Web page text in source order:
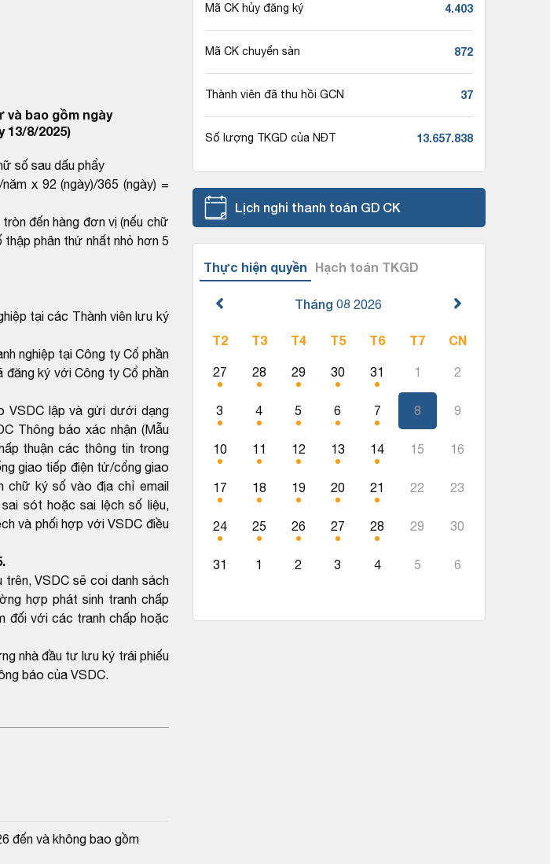
và bao gồm ngày
13/8/2025)
số sau dấu phẩy
x 92 (ngày)/365 (ngày) =
đến hàng đơn vị (nếu chữ
phân thứ nhất nhỏ hơn 5
tại các Thành viên lưu ký
nghiệp tại Công ty Cổ phần
ký với Công ty Cổ phần
VSDC lập và gửi dưới dạng
Thông báo xác nhận (Mẫu
thuận các thông tin trong
giao tiếp điện tử/cổng giao
chữ ký số vào địa chỉ email
sót hoặc sai lệch số liệu,
và phối hợp với VSDC điều
VSDC sẽ coi danh sách
hợp phát sinh tranh chấp
đối với các tranh chấp hoặc
nhà đầu tư lưu ký trái phiếu
báo của VSDC.
đến và không bao gồm
Mã CK hủy đăng ký 4.403
Mã CK chuyển sàn 872
Thành viên đã thu hồi GCN 37
Số lượng TKGD của NĐT 13.657.838
Lịch nghỉ thanh toán GD CK
Thực hiện quyền Hạch toán TKGD
Tháng 08 2026
T2 T3 T4 T5 T6 T7 CN
27 28 29 30 31 1 2
3 4 5 6 7 8 9
10 11 12 13 14 15 16
17 18 19 20 21 22 23
24 25 26 27 28 29 30
31 1 2 3 4 5 6